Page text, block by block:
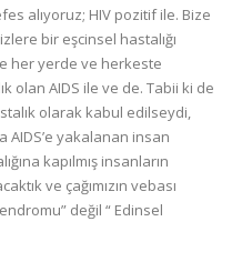
alıyoruz; HIV pozitif ile. Bize
bir eşcinsel hastalığı
her yerde ve herkeste
olan AIDS ile ve de. Tabii ki de
olarak kabul edilseydi,
yakalanan insan
kapılmış insanların
ve çağımızın vebası
değil “ Edinsel